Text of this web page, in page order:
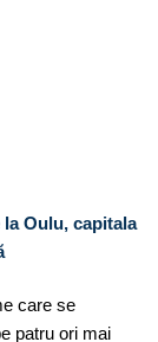
Oulu, capitala
care se
patru ori mai